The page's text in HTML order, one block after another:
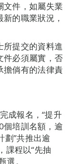
文件，如屬失業
的職業狀況，
所提交的資料進
件必須屬實，否
擔倘有的法律責
成報名，“提升
個培訓名額，逾
劃”共推出逾
課程以“先抽
。